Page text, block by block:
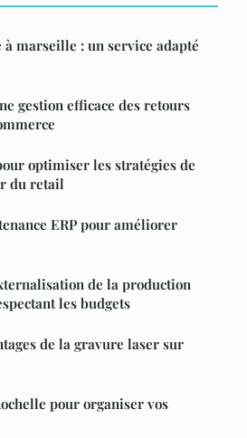
à marseille : un service adapté
gestion efficace des retours
optimiser les stratégies de
du retail
ERP pour améliorer
de la production
les budgets
de la gravure laser sur
pour organiser vos